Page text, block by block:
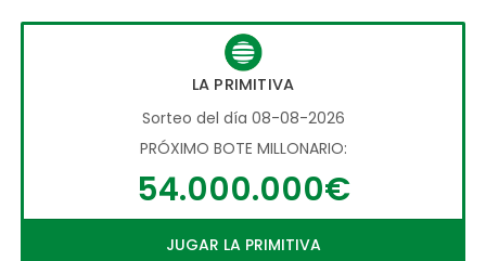
LA PRIMITIVA
Sorteo del día 08-08-2026
PRÓXIMO BOTE MILLONARIO:
54.000.000€
JUGAR LA PRIMITIVA